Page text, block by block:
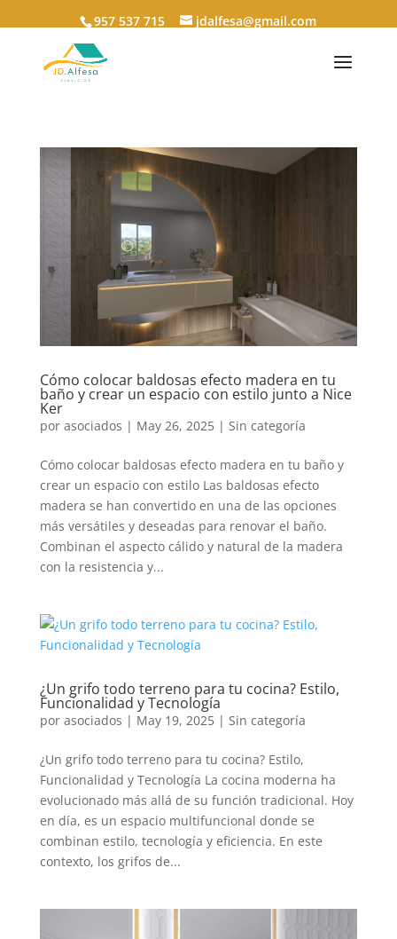
957 537 715 jdalfesa@gmail.com
Cómo colocar baldosas efecto madera en tu
baño y crear un espacio con estilo junto a Nice
Ker
por asociados | May 26, 2025| Sin categoría
Cómo colocar baldosas efecto madera en tu baño y
crear un espacio con estilo Las baldosas efecto
madera se han convertido en una de las opciones
más versátiles y deseadas para renovar el baño.
Combinan el aspecto cálido y natural de la madera
con la resistencia y...
¿Un grifo todo terreno para tu cocina? Estilo,
Funcionalidad y Tecnología
por asociados | May 19, 2025| Sin categoría
¿Un grifo todo terreno para tu cocina? Estilo,
Funcionalidad y Tecnología La cocina moderna ha
evolucionado más allá de su función tradicional. Hoy
en día, es un espacio multifuncional donde se
combinan estilo, tecnología y eficiencia. En este
contexto, los grifos de...